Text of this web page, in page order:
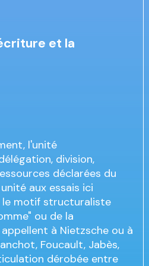
et la
l'unité
division,
déclarées du
aux essais ici
le motif structuraliste
ou de la
à Nietzsche ou à
Foucault, Jabès,
dérobée entre